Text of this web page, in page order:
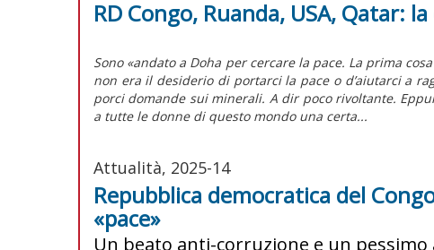
RD Congo, Ruanda, USA, Qatar:
Sono «andato a Doha per cercare la pace. La prima
non era il desiderio di portarci la pace o d’aiutarci a
porci domande sui minerali. A dir poco rivoltante.
a tutte le donne di questo mondo una certa...
Attualità, 2025-14
Repubblica democratica del
«pace»
Un beato anti-corruzione e un pessimo